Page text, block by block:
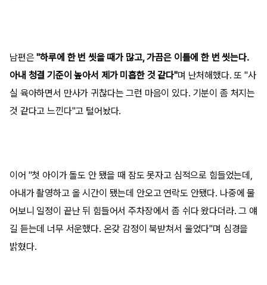
남편은 "하루에 한 번 씻을 때가 많고, 가끔은 이틀에 한 번 씻는다.
아내 청결 기준이 높아서 제가 미흡한 것 같다"며 난처해했다. 또 "사
실 육아하면서 만사가 귀찮다는 그런 마음이 있다. 기분이 좀 처지는
것 같다고 느낀다"고 털어놨다.
이어 "첫 아이가 돌도 안 됐을 때 잠도 못자고 심적으로 힘들었는데,
아내가 촬영하고 올 시간이 됐는데 안오고 연락도 안됐다. 나중에 물
어보니 일정이 끝난 뒤 힘들어서 주차장에서 좀 쉬다 왔다더라. 그 얘
길 듣는데 너무 서운했다. 온갖 감정이 북받쳐서 울었다"며 심경을
밝혔다.